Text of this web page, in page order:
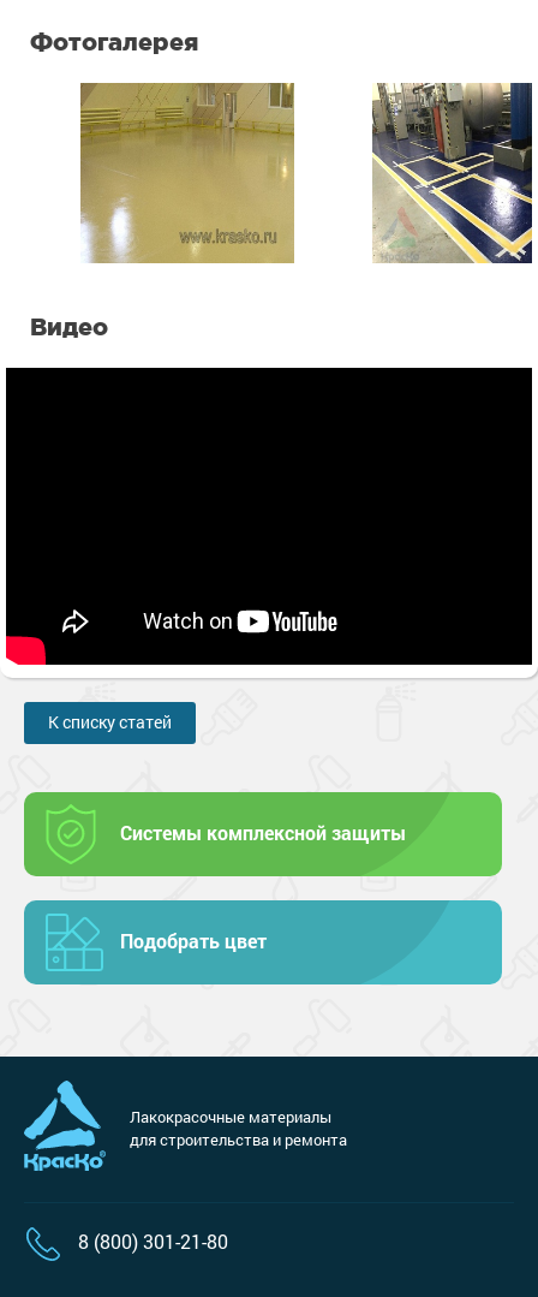
Фотогалерея
Видео
К списку статей
Системы комплексной защиты
Подобрать цвет
Лакокрасочные материалы
для строительства и ремонта
8 (800) 301-21-80